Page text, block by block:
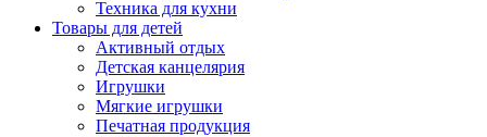
Техника для кухни
Товары для детей
Активный отдых
Детская канцелярия
Игрушки
Мягкие игрушки
Печатная продукция